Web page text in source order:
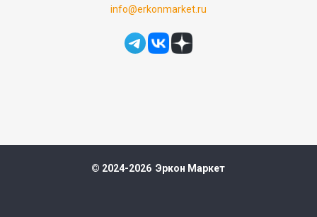
info@erkonmarket.ru
© 2024-2026 Эркон Маркет